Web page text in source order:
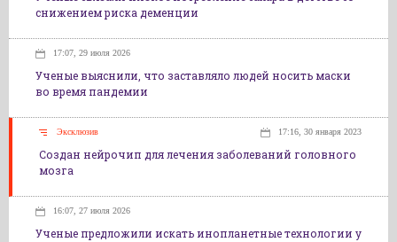
снижением риска деменции
17:07, 29 июля 2026
Ученые выяснили, что заставляло людей носить маски
во время пандемии
Эксклюзив 17:16, 30 января 2023
Создан нейрочип для лечения заболеваний головного
мозга
16:07, 27 июля 2026
Ученые предложили искать инопланетные технологии у